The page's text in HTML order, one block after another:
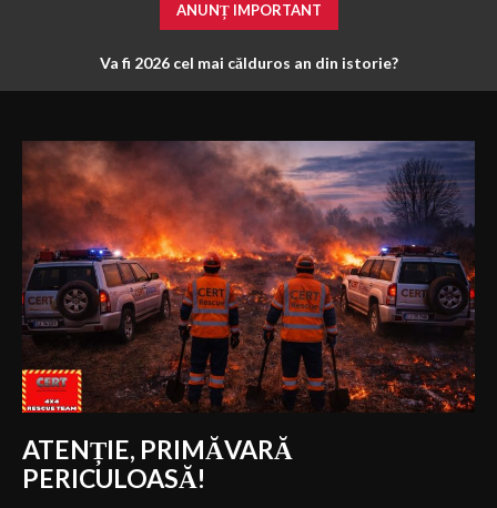
ANUNȚ IMPORTANT
Va fi 2026 cel mai călduros an din istorie?
Promovabilitate de 90,11% la Bacalaureat pentru absolvenții
ATENȚIE, PRIMĂVARĂ
PERICULOASĂ!